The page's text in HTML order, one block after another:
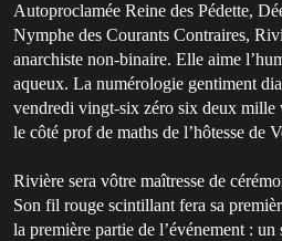
Autoproclamée Reine des Pédette,
Nymphe des Courants Contraires,
anarchiste non-binaire. Elle aime
aqueux. La numérologie gentiment
vendredi vingt-six zéro six deux mille
le côté prof de maths de l’hôtesse de
Rivière sera vôtre maîtresse de
Son fil rouge scintillant fera sa
la première partie de l’événement : un